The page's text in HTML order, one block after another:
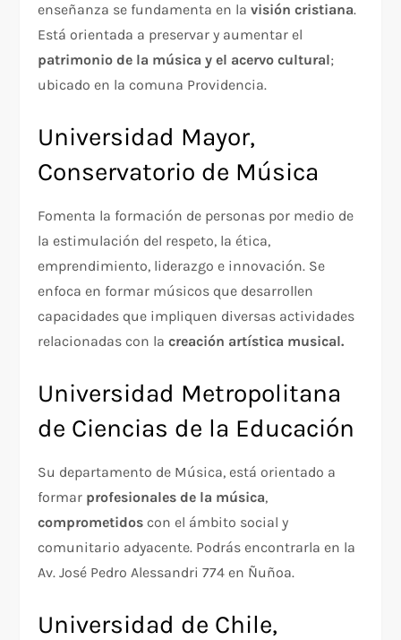
enseñanza se fundamenta en lavisión cristiana.
Está orientada a preservar y aumentar el
patrimonio de la música y el acervo cultural;
ubicado en la comuna Providencia.
Universidad Mayor,
Conservatorio de Música
Fomenta la formación de personas por medio de
la estimulación del respeto, la ética,
emprendimiento, liderazgo e innovación. Se
enfoca en formar músicos que desarrollen
capacidades que impliquen diversas actividades
relacionadas con lacreación artística musical.
Universidad Metropolitana
de Ciencias de la Educación
Su departamento de Música, está orientado a
formar profesionales de la música,
comprometidos con el ámbito social y
comunitario adyacente. Podrás encontrarla en la
Av. José Pedro Alessandri 774 en Ñuñoa.
Universidad de Chile,